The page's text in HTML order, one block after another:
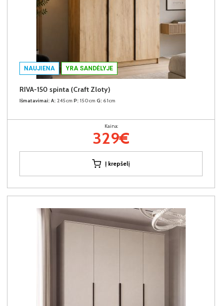
NAUJIENA YRA SANDĖLYJE
RIVA-150 spinta (Craft Zloty)
Išmatavimai: A: 245cm P: 150cm G: 61cm
Kaina:
329€
Į krepšelį